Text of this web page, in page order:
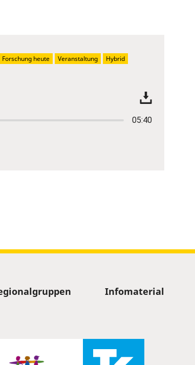
05:40
Forschung heute Veranstaltung Hybrid
Infomaterial